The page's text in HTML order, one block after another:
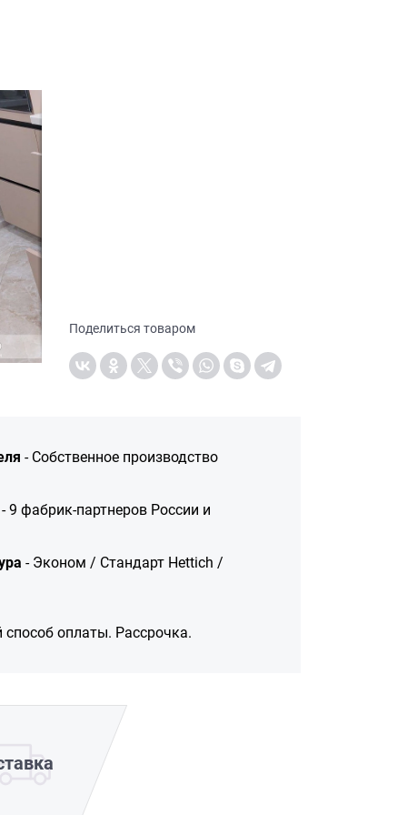
Поделиться товаром
- Собственное производство
9 фабрик-партнеров России и
- Эконом / Стандарт Hettich /
оплаты. Рассрочка.